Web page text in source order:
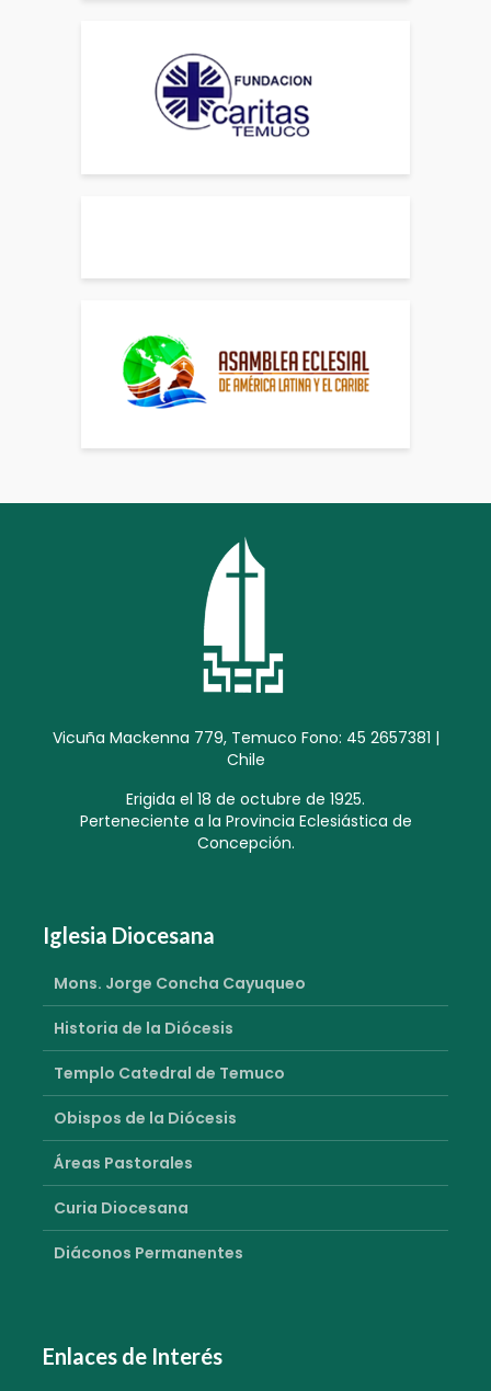
Vicuña Mackenna 779, Temuco Fono: 45 2657381 |
Chile
Erigida el 18 de octubre de 1925.
Perteneciente a la Provincia Eclesiástica de
Concepción.
Iglesia Diocesana
Mons. Jorge Concha Cayuqueo
Historia de la Diócesis
Templo Catedral de Temuco
Obispos de la Diócesis
Áreas Pastorales
Curia Diocesana
Diáconos Permanentes
Enlaces de Interés